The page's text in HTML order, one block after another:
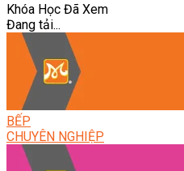
Khóa Học Đã Xem
Đang tải...
BẾP
CHUYÊN NGHIỆP